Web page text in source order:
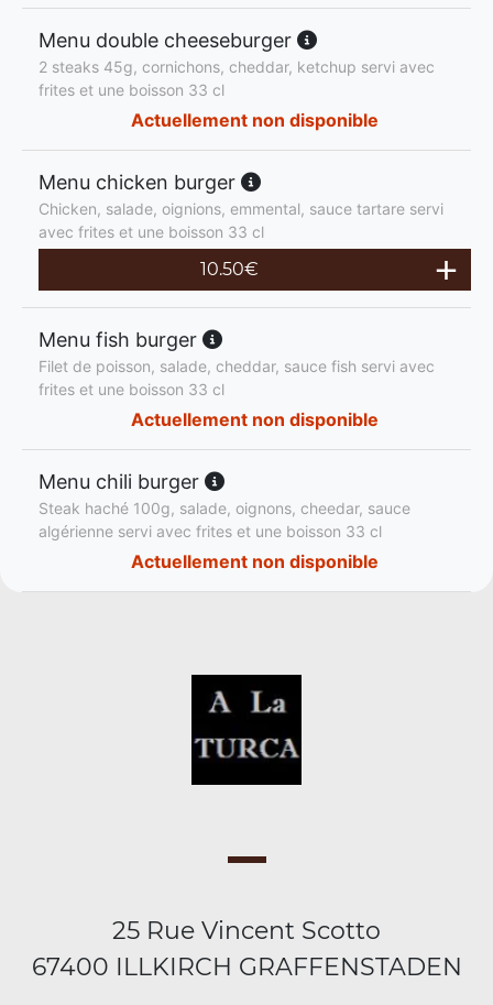
Menu double cheeseburger
2 steaks 45g, cornichons, cheddar, ketchup servi avec
frites et une boisson 33 cl
Actuellement non disponible
Menu chicken burger
Chicken, salade, oignions, emmental, sauce tartare servi
avec frites et une boisson 33 cl
10.50€
Menu fish burger
Filet de poisson, salade, cheddar, sauce fish servi avec
frites et une boisson 33 cl
Actuellement non disponible
Menu chili burger
Steak haché 100g, salade, oignons, cheedar, sauce
algérienne servi avec frites et une boisson 33 cl
Actuellement non disponible
25 Rue Vincent Scotto
67400 ILLKIRCH GRAFFENSTADEN